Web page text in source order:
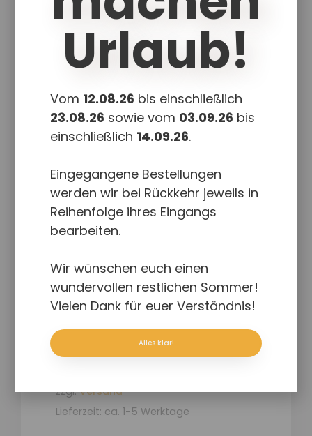
Postkarte mit Umschlag
In den Warenkorb Details
zzgl.Versand
Lieferzeit: ca. 1-5 Werktage
Urlaub!
Vom 12.08.26 bis einschließlich
23.08.26 sowie vom 03.09.26 bis
einschließlich 14.09.26.
Eingegangene Bestellungen
werden wir bei Rückkehr jeweils in
Reihenfolge ihres Eingangs
bearbeiten.
Wir wünschen euch einen
wundervollen restlichen Sommer!
Vielen Dank für euer Verständnis!
Alles klar!